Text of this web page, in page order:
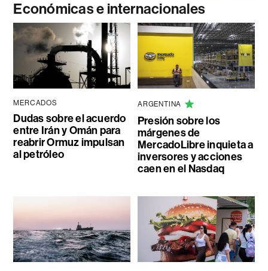
Económicas e internacionales
MERCADOS
Dudas sobre el acuerdo
entre Irán y Omán para
reabrir Ormuz impulsan
al petróleo
ARGENTINA
Presión sobre los
márgenes de
MercadoLibre inquieta a
inversores y acciones
caen en el Nasdaq